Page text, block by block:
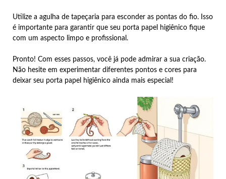
Utilize a agulha de tapeçaria para esconder as pontas do fio. Isso
é importante para garantir que seu porta papel higiênico fique
com um aspecto limpo e profissional.
Pronto! Com esses passos, você já pode admirar a sua criação.
Não hesite em experimentar diferentes pontos e cores para
deixar seu porta papel higiênico ainda mais especial!